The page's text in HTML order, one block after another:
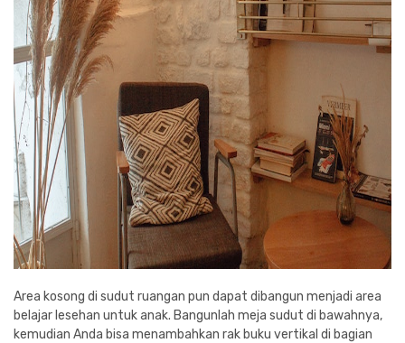
Area kosong di sudut ruangan pun dapat dibangun menjadi area
belajar lesehan untuk anak. Bangunlah meja sudut di bawahnya,
kemudian Anda bisa menambahkan rak buku vertikal di bagian